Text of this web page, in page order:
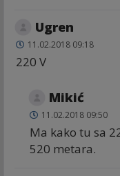
Ugren
11.02.2018 09:18
220 V
Mikić
11.02.2018 09:50
Ma kako tu sa
520 metara.